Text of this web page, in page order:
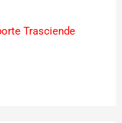
Trasciende